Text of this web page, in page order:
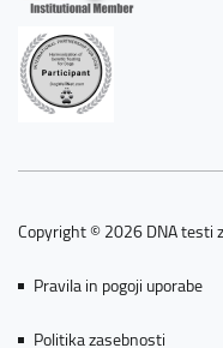
Copyright © 2026 DNA testi
Pravila in pogoji uporabe
Politika zasebnosti